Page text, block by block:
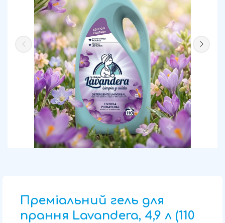
Преміальний гель для
прання Lavandera, 4,9 л (110